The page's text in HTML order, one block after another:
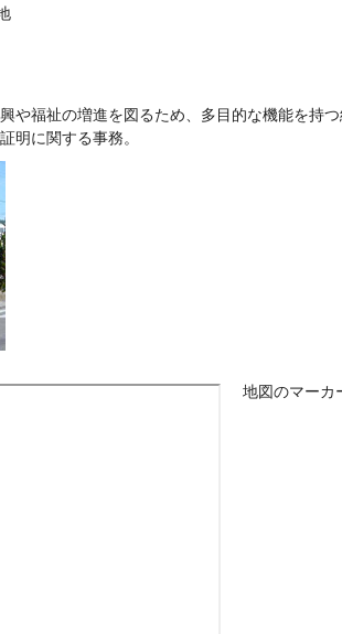
や福祉の増進を図るため、多目的な機能を持
明に関する事務。
地図のマーカ